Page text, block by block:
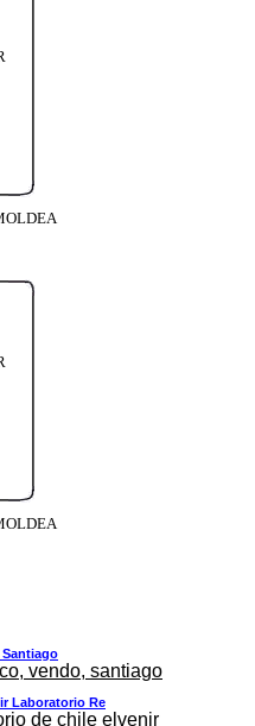
Santiago
vendo, santiago
Laboratorio Re
de chile elvenir